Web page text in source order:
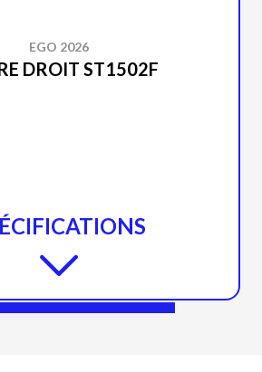
EGO 2026
DROIT ST1502F